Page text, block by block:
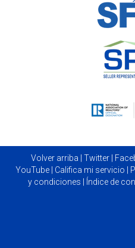
Volver arriba Twitter|
YouTube| Califica mi servicio
y condiciones
Índice de